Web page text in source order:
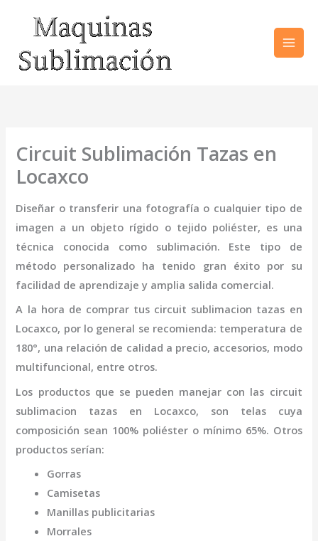
contenido
Circuit Sublimación Tazas en
Locaxco
Diseñar o transferir una fotografía o cualquier tipo de
imagen a un objeto rígido o tejido poliéster, es una
técnica conocida como sublimación. Este tipo de
método personalizado ha tenido gran éxito por su
facilidad de aprendizaje y amplia salida comercial.
A la hora de comprar tus circuit sublimacion tazas en
Locaxco, por lo general se recomienda: temperatura de
180°, una relación de calidad a precio, accesorios, modo
multifuncional, entre otros.
Los productos que se pueden manejar con las circuit
sublimacion tazas en Locaxco, son telas cuya
composición sean 100% poliéster o mínimo 65%. Otros
productos serían:
Gorras
Camisetas
Manillas publicitarias
Morrales